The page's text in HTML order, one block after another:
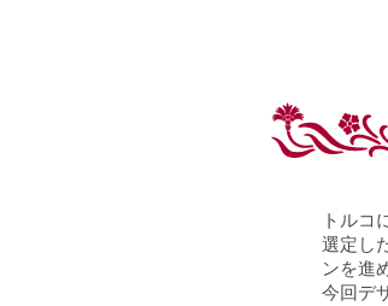
トルコ
選定し
ンを進
今回デ